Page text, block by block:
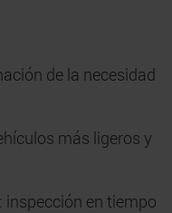
de la necesidad
más ligeros y
en tiempo